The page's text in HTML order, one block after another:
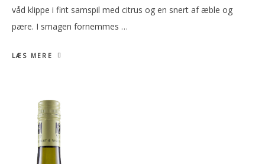
våd klippe i fint samspil med citrus og en snert af æble og
pære. I smagen fornemmes …
LÆS MERE